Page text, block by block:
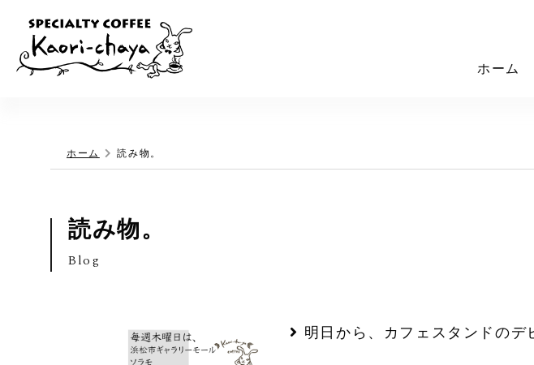
ホーム
ホーム 読み物。
読み物。
Blog
明日から、カフェスタンドのデ